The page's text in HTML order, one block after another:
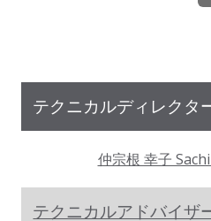
テクニカルディレクタ
仲宗根 幸子
テクニカルアドバイザ